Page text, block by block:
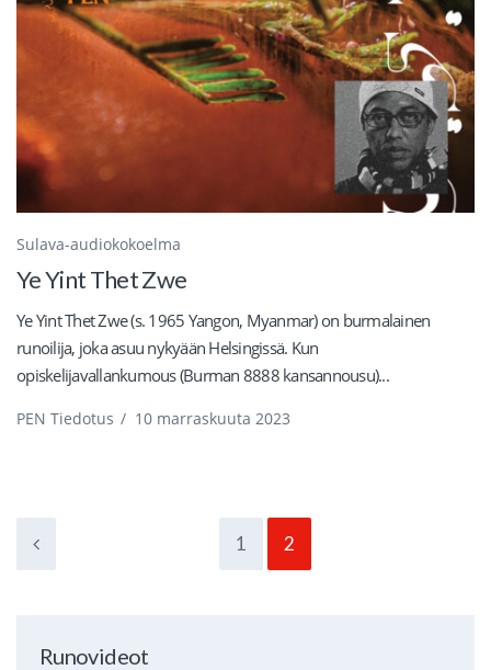
Sulava-audiokokoelma
Ye Yint Thet Zwe
Ye Yint Thet Zwe (s. 1965 Yangon, Myanmar) on burmalainen
runoilija, joka asuu nykyään Helsingissä. Kun
opiskelijavallankumous (Burman 8888 kansannousu)...
PEN Tiedotus / 10 marraskuuta 2023
1 2
Runovideot